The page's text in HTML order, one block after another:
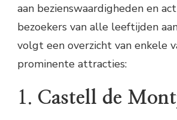
aan bezienswaardigheden en
bezoekers van alle leeftijden
volgt een overzicht van enkele
prominente attracties:
1. Castell de